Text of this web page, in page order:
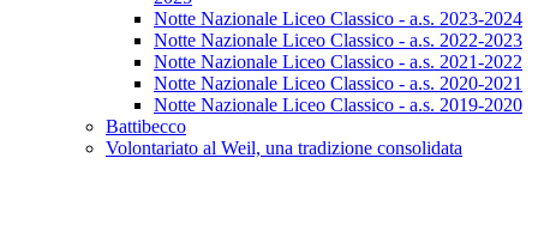
Notte Nazionale Liceo Classico - a.s. 2023-2024
Notte Nazionale Liceo Classico - a.s. 2022-2023
Notte Nazionale Liceo Classico - a.s. 2021-2022
Notte Nazionale Liceo Classico - a.s. 2020-2021
Notte Nazionale Liceo Classico - a.s. 2019-2020
Battibecco
Volontariato al Weil, una tradizione consolidata